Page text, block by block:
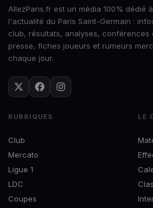
AllezParis.fr est un média 100% dédié à
l'actualité du Paris Saint-Germain :
club, résultats, analyses, conférences
presse, fiches joueurs et rumeurs
chaque jour.
RUBRIQUES
Club
Mercato
Ligue 1
LDC
Coupes
LE